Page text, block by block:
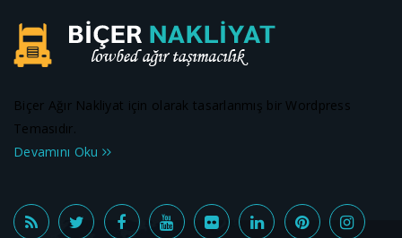
Biçer Ağır Nakliyat için olarak tasarlanmış bir Wordpress
Temasıdır.
Devamını Oku